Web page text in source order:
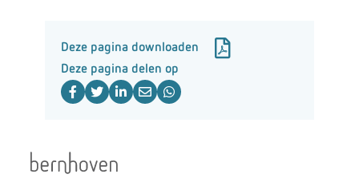
Deze pagina downloaden
Deze pagina delen op